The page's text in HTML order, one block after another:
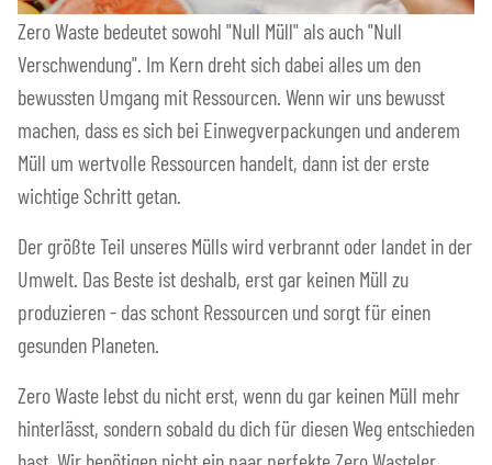
Zero Waste bedeutet sowohl "Null Müll" als auch "Null
Verschwendung". Im Kern dreht sich dabei alles um den
bewussten Umgang mit Ressourcen. Wenn wir uns bewusst
machen, dass es sich bei Einwegverpackungen und anderem
Müll um wertvolle Ressourcen handelt, dann ist der erste
wichtige Schritt getan.
Der größte Teil unseres Mülls wird verbrannt oder landet in der
Umwelt. Das Beste ist deshalb, erst gar keinen Müll zu
produzieren - das schont Ressourcen und sorgt für einen
gesunden Planeten.
Zero Waste lebst du nicht erst, wenn du gar keinen Müll mehr
hinterlässt, sondern sobald du dich für diesen Weg entschieden